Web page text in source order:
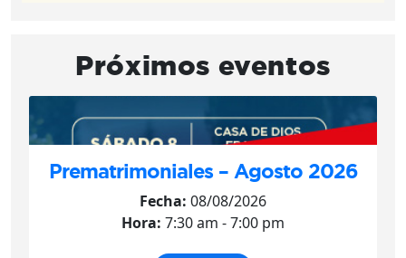
Próximos eventos
Prematrimoniales – Agosto 2026
Fecha: 08/08/2026
Hora: 7:30 am - 7:00 pm